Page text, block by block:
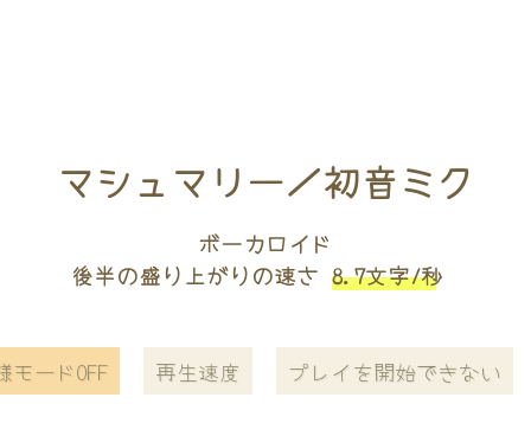
マシュマリー／初音ミク
ボーカロイド
後半の盛り上がりの速さ 8.7文字/秒
モードOFF 再生速度 プレイを開始できない